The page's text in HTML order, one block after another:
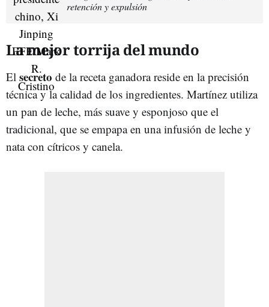
retención y expulsión
La mejor torrija del mundo
El secreto de la receta ganadora reside en la precisión
técnica y la calidad de los ingredientes. Martínez utiliza
un pan de leche, más suave y esponjoso que el
tradicional, que se empapa en una infusión de leche y
nata con cítricos y canela.